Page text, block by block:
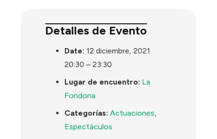
Detalles de Evento
Date: 12 diciembre, 2021
20:30 –23:30
Lugar de encuentro: La
Fondona
Categorías: Actuaciones,
Espectáculos